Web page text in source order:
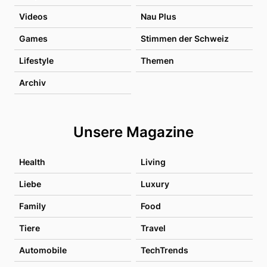
Videos Nau Plus
Games Stimmen der Schweiz
Lifestyle Themen
Archiv
Unsere Magazine
Health Living
Liebe Luxury
Family Food
Tiere Travel
Automobile TechTrends